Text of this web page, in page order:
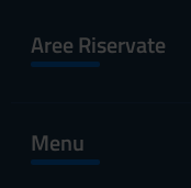
Aree Riservate
Menu